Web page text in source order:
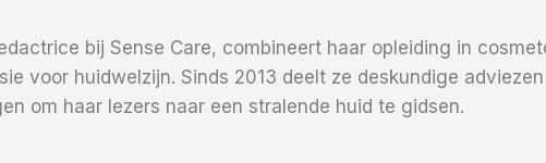
bij Sense Care, combineert haar opleiding in
voor huidwelzijn. Sinds 2013 deelt ze deskundige
om haar lezers naar een stralende huid te gidsen.